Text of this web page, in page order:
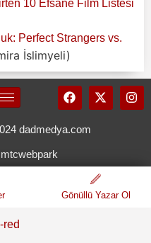
10 Efsane Film Listesi
Perfect Strangers vs.
İslimyeli)
dadmedya.com
Gönüllü Yazar Ol